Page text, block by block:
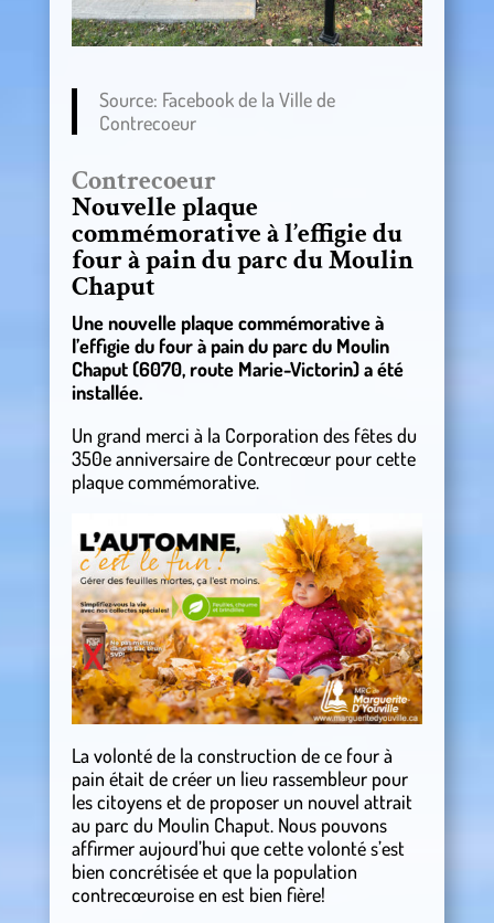
Source: Facebook de la Ville de
Contrecoeur
Contrecoeur
Nouvelle plaque
commémorative à l’effigie du
four à pain du parc du Moulin
Chaput
Une nouvelle plaque commémorative à
l’effigie du four à pain du parc du Moulin
Chaput (6070, route Marie-Victorin) a été
installée.
Un grand merci à la Corporation des fêtes du
350e anniversaire de Contrecœur pour cette
plaque commémorative.
La volonté de la construction de ce four à
pain était de créer un lieu rassembleur pour
les citoyens et de proposer un nouvel attrait
au parc du Moulin Chaput. Nous pouvons
affirmer aujourd’hui que cette volonté s’est
bien concrétisée et que la population
contrecœuroise en est bien fière!